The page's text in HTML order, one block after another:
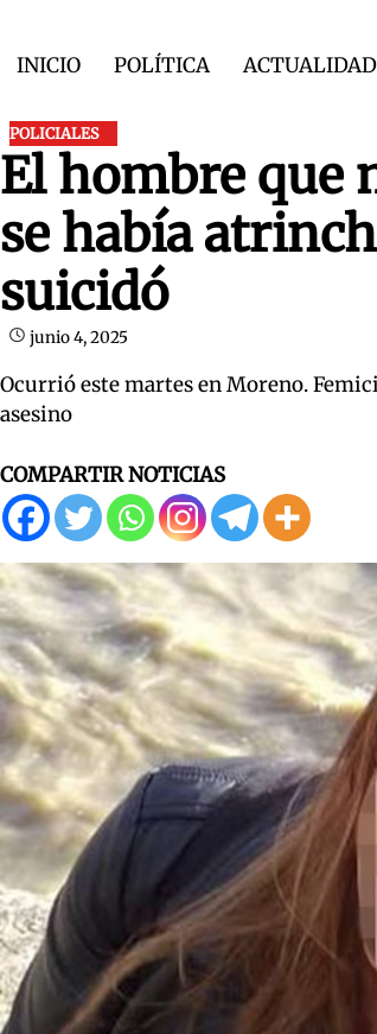
content
INICIO POLÍTICA ACTUALIDAD
POLICIALES
El hombre que
se había
suicidó
junio 4, 2025
Ocurrió este martes en Moreno.
asesino
COMPARTIR NOTICIAS